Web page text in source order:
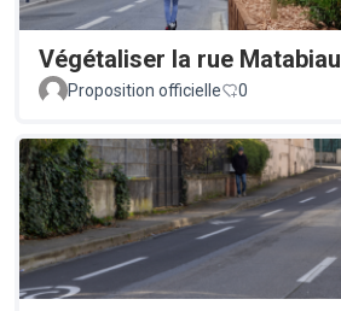
Végétaliser la rue Matabiau
Proposition officielle
0